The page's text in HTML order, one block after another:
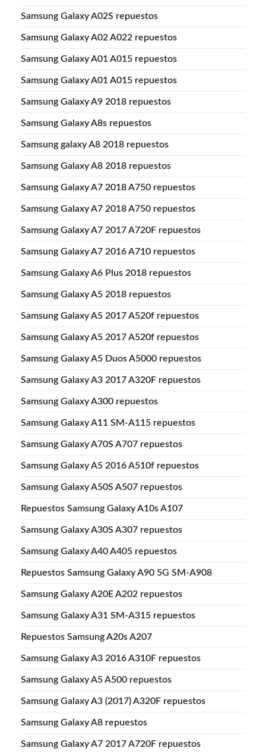
Samsung Galaxy A02S repuestos
Samsung Galaxy A02 A022 repuestos
Samsung Galaxy A01 A015 repuestos
Samsung Galaxy A01 A015 repuestos
Samsung Galaxy A9 2018 repuestos
Samsung Galaxy A8s repuestos
Samsung galaxy A8 2018 repuestos
Samsung Galaxy A8 2018 repuestos
Samsung Galaxy A7 2018 A750 repuestos
Samsung Galaxy A7 2018 A750 repuestos
Samsung Galaxy A7 2017 A720F repuestos
Samsung Galaxy A7 2016 A710 repuestos
Samsung Galaxy A6 Plus 2018 repuestos
Samsung Galaxy A5 2018 repuestos
Samsung Galaxy A5 2017 A520f repuestos
Samsung Galaxy A5 2017 A520f repuestos
Samsung Galaxy A5 Duos A5000 repuestos
Samsung Galaxy A3 2017 A320F repuestos
Samsung Galaxy A300 repuestos
Samsung Galaxy A11 SM-A115 repuestos
Samsung Galaxy A70S A707 repuestos
Samsung Galaxy A5 2016 A510f repuestos
Samsung Galaxy A50S A507 repuestos
Repuestos Samsung Galaxy A10s A107
Samsung Galaxy A30S A307 repuestos
Samsung Galaxy A40 A405 repuestos
Repuestos Samsung Galaxy A90 5G SM-A908
Samsung Galaxy A20E A202 repuestos
Samsung Galaxy A31 SM-A315 repuestos
Repuestos Samsung A20s A207
Samsung Galaxy A3 2016 A310F repuestos
Samsung Galaxy A5 A500 repuestos
Samsung Galaxy A3 (2017) A320F repuestos
Samsung Galaxy A8 repuestos
Samsung Galaxy A7 2017 A720F repuestos